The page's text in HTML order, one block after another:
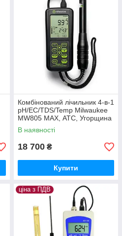
Комбінований лічильник 4-в-1
pH/EC/TDS/Temp Milwaukee
MW805 MAX, АТС, Угорщина
В наявності
18 700 ₴
Купити
ціна з ПДВ